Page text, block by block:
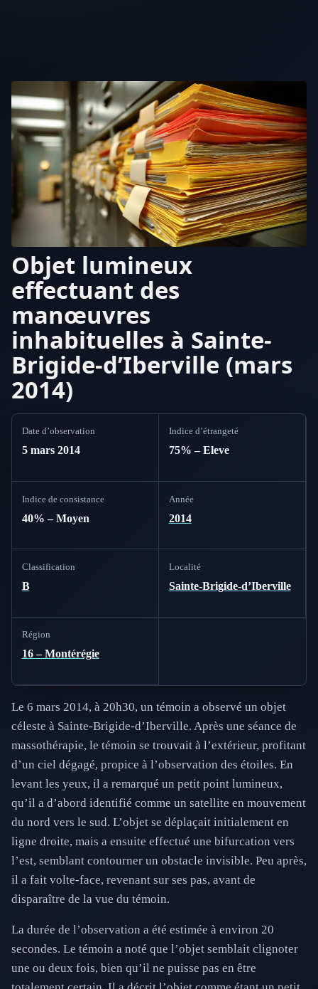
Objet lumineux
effectuant des
manœuvres
inhabituelles à Sainte-
Brigide-d’Iberville (mars
2014)
Date d’observation
5 mars 2014
Indice d’étrangeté
75% – Eleve
Indice de consistance
40% – Moyen
Année
2014
Classification
B
Localité
Sainte-Brigide-d’Iberville
Région
16 – Montérégie
Le 6 mars 2014, à 20h30, un témoin a observé un objet
céleste à Sainte-Brigide-d’Iberville. Après une séance de
massothérapie, le témoin se trouvait à l’extérieur, profitant
d’un ciel dégagé, propice à l’observation des étoiles. En
levant les yeux, il a remarqué un petit point lumineux,
qu’il a d’abord identifié comme un satellite en mouvement
du nord vers le sud. L’objet se déplaçait initialement en
ligne droite, mais a ensuite effectué une bifurcation vers
l’est, semblant contourner un obstacle invisible. Peu après,
il a fait volte-face, revenant sur ses pas, avant de
disparaître de la vue du témoin.
La durée de l’observation a été estimée à environ 20
secondes. Le témoin a noté que l’objet semblait clignoter
une ou deux fois, bien qu’il ne puisse pas en être